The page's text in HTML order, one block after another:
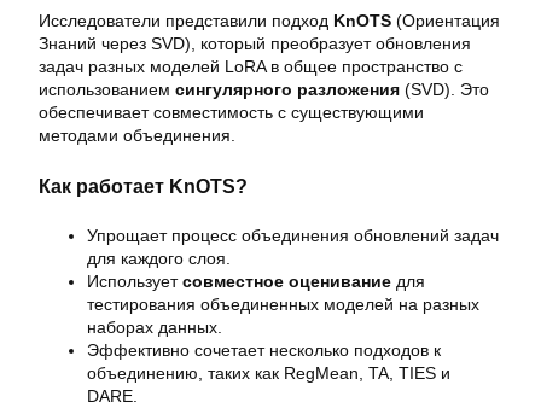
Исследователи представили подход KnOTS (Ориентация
Знаний через SVD), который преобразует обновления
задач разных моделей LoRA в общее пространство с
использованием сингулярного разложения (SVD). Это
обеспечивает совместимость с существующими
методами объединения.
Как работает KnOTS?
Упрощает процесс объединения обновлений задач
для каждого слоя.
Используетсовместное оценивание для
тестирования объединенных моделей на разных
наборах данных.
Эффективно сочетает несколько подходов к
объединению, таких как RegMean, TA, TIES и
DARE.